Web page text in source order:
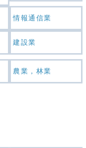
情報通信業
建設業
農業，林業